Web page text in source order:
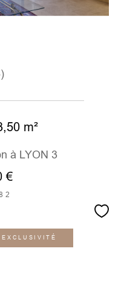
m²
à LYON 3
€
EXCLUSIVITÉ